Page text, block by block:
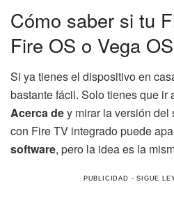
Cómo saber si tu
Fire OS o Vega OS
Si ya tienes el dispositivo en
bastante fácil. Solo tienes que ir
Acerca dey mirar la versión del
con Fire TV integrado puede
software, pero la idea es la